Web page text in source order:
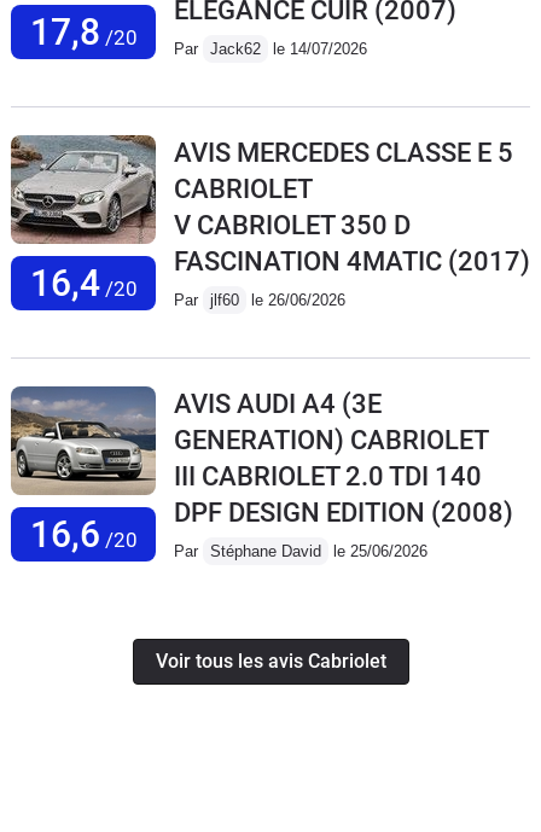
17,8 /20
ELEGANCE CUIR (2007)
Par Jack62 le 14/07/2026
16,4/20
AVIS MERCEDES CLASSE E 5
CABRIOLET
V CABRIOLET 350 D
FASCINATION 4MATIC (2017)
Par jlf60 le 26/06/2026
16,6 /20
AVIS AUDI A4 (3E
GENERATION) CABRIOLET
III CABRIOLET 2.0 TDI 140
DPF DESIGN EDITION (2008)
Par Stéphane David le 25/06/2026
Voir tous les avis Cabriolet